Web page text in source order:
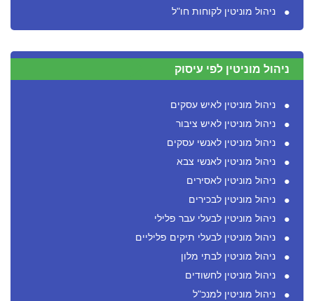
ניהול מוניטין לקוחות חו"ל
ניהול מוניטין לפי עיסוק
ניהול מוניטין לאיש עסקים
ניהול מוניטין לאיש ציבור
ניהול מוניטין לאנשי עסקים
ניהול מוניטין לאנשי צבא
ניהול מוניטין לאסירים
ניהול מוניטין לבכירים
ניהול מוניטין לבעלי עבר פלילי
ניהול מוניטין לבעלי תיקים פליליים
ניהול מוניטין לבתי מלון
ניהול מוניטין לחשודים
ניהול מוניטין למנכ"ל